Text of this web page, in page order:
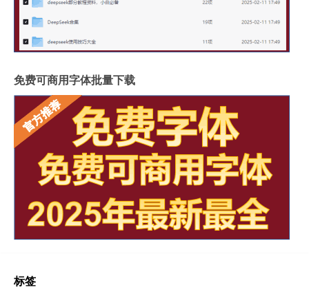
免费可商用字体批量下载
标签